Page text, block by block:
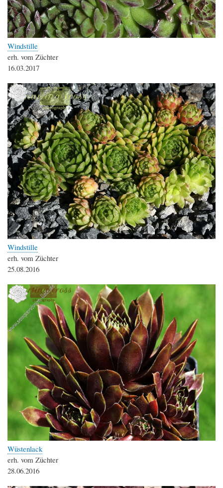
Windstille
erh. vom Züchter
16.03.2017
Windstille
erh. vom Züchter
25.08.2016
Wüstenlack
erh. vom Züchter
28.06.2016